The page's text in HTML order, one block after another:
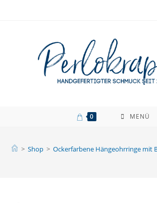
0 MENÜ
> Shop > Ockerfarbene Hängeohrringe mit